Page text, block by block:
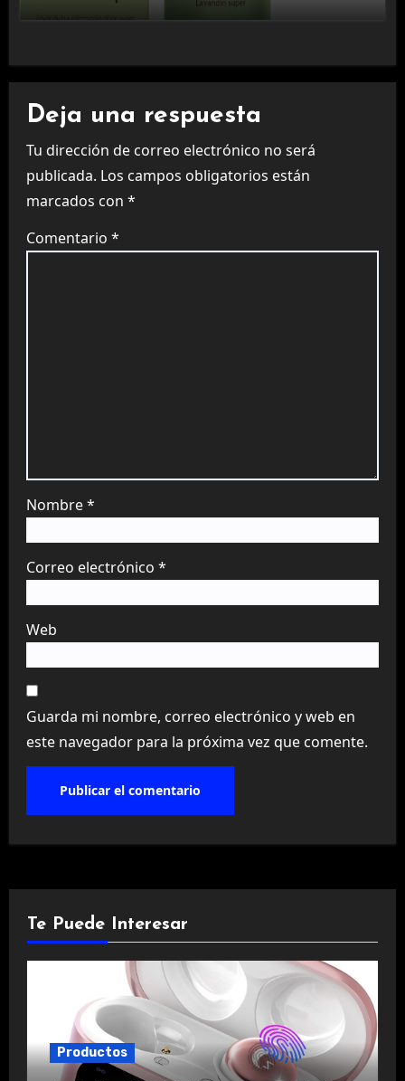
Deja una respuesta
Tu dirección de correo electrónico no será
publicada. Los campos obligatorios están
marcados con *
Comentario *
Nombre*
Correo electrónico *
Web
Guarda mi nombre, correo electrónico y web en
este navegador para la próxima vez que comente.
Te Puede Interesar
Productos